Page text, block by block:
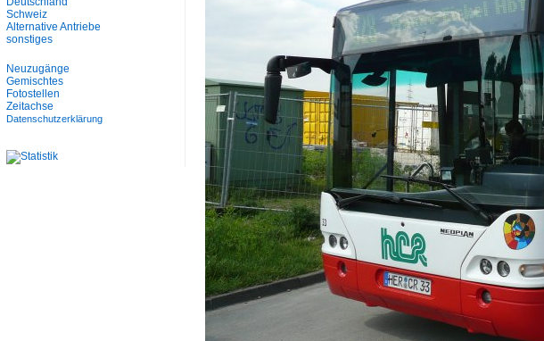
Schweiz
Alternative Antriebe
sonstiges
Neuzugänge
Gemischtes
Fotostellen
Zeitachse
Datenschutzerklärung